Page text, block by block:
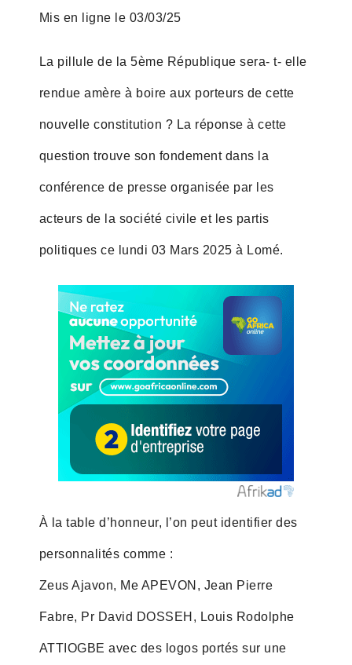
Mis en ligne le 03/03/25
La pillule de la 5ème République sera- t- elle
rendue amère à boire aux porteurs de cette
nouvelle constitution ? La réponse à cette
question trouve son fondement dans la
conférence de presse organisée par les
acteurs de la société civile et les partis
politiques ce lundi 03 Mars 2025 à Lomé.
À la table d’honneur, l’on peut identifier des
personnalités comme :
Zeus Ajavon, Me APEVON, Jean Pierre
Fabre, Pr David DOSSEH, Louis Rodolphe
ATTIOGBE avec des logos portés sur une